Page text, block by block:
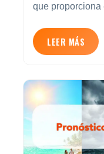
que proporciona
LEER MÁS